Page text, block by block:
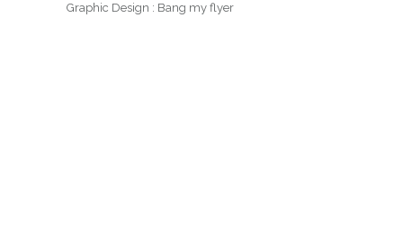
Graphic Design : Bang my flyer